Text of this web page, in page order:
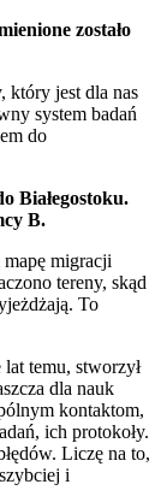
zostało
który jest dla nas
system badań
do
Białegostoku.
B.
migracji
tereny, skąd
To
temu, stworzył
dla nauk
kontaktom,
ich protokoły.
Liczę na to,
i